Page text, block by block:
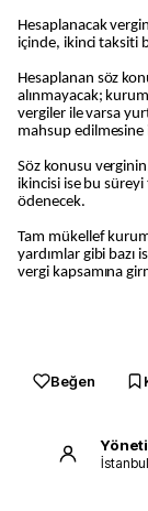
Hesaplanacak
içinde, ikinci taksiti
Hesaplanan söz
alınmayacak;
vergiler ile varsa
mahsup edilmesine
Söz konusu
ikincisi ise bu
ödenecek.
Tam mükellef
yardımlar gibi bazı
vergi kapsamına
Beğen